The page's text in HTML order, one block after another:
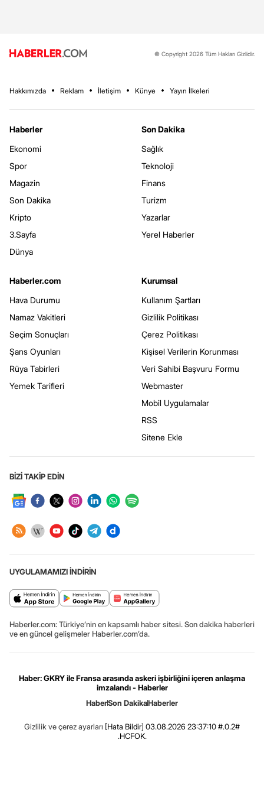
© Copyright 2026 Tüm Hakları Gizlidir.
Hakkımızda Reklam İletişim Künye Yayın İlkeleri
Haberler
Ekonomi
Spor
Magazin
Son Dakika
Kripto
3.Sayfa
Dünya
Son Dakika
Sağlık
Teknoloji
Finans
Turizm
Yazarlar
Yerel Haberler
Haberler.com
Hava Durumu
Namaz Vakitleri
Seçim Sonuçları
Şans Oyunları
Rüya Tabirleri
Yemek Tarifleri
Kurumsal
Kullanım Şartları
Gizlilik Politikası
Çerez Politikası
Kişisel Verilerin Korunması
Veri Sahibi Başvuru Formu
Webmaster
Mobil Uygulamalar
RSS
Sitene Ekle
BİZİ TAKİP EDİN
UYGULAMAMIZI İNDİRİN
Haberler.com: Türkiye’nin en kapsamlı haber sitesi. Son dakika haberleri
ve en güncel gelişmeler Haberler.com’da.
Haber: GKRY ile Fransa arasında askeri işbirliğini içeren anlaşma
imzalandı - Haberler
HaberSon DakikaHaberler
Gizlilik ve çerez ayarları [Hata Bildir] 03.08.2026 23:37:10 #.0.2#
.HCFOK.